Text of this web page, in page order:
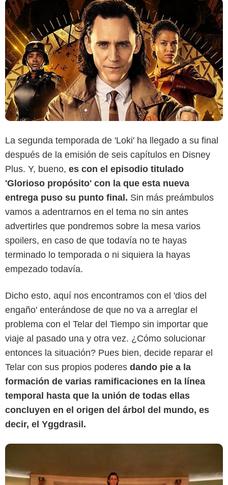
La segunda temporada de 'Loki' ha llegado a su final
después de la emisión de seis capítulos en Disney
Plus. Y, bueno, es con el episodio titulado
'Glorioso propósito' con la que esta nueva
entrega puso su punto final. Sin más preámbulos
vamos a adentrarnos en el tema no sin antes
advertirles que pondremos sobre la mesa varios
spoilers, en caso de que todavía no te hayas
terminado lo temporada o ni siquiera la hayas
empezado todavía.
Dicho esto, aquí nos encontramos con el 'dios del
engaño' enterándose de que no va a arreglar el
problema con el Telar del Tiempo sin importar que
viaje al pasado una y otra vez. ¿Cómo solucionar
entonces la situación? Pues bien, decide reparar el
Telar con sus propios poderes dando pie a la
formación de varias ramificaciones en la línea
temporal hasta que la unión de todas ellas
concluyen en el origen del árbol del mundo, es
decir, el Yggdrasil.
Disney+